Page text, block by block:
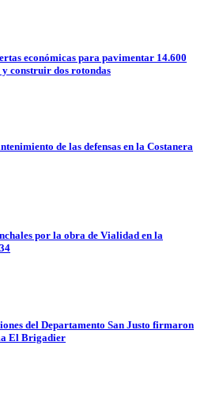
económicas para pavimentar 14.600
construir dos rotondas
de las defensas en la Costanera
por la obra de Vialidad en la
del Departamento San Justo firmaron
El Brigadier